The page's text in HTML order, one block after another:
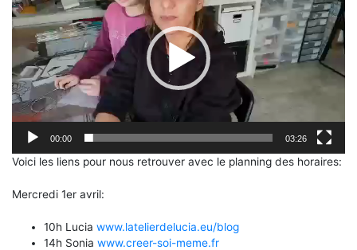
00:00 03:26
Voici les liens pour nous retrouver avec le planning des horaires:
Mercredi 1er avril:
10h Lucia www.latelierdelucia.eu/blog
14h Sonia www.creer-soi-meme.fr